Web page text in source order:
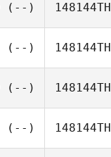
(--) 148144TH
(--) 148144TH
(--) 148144TH
(--) 148144TH